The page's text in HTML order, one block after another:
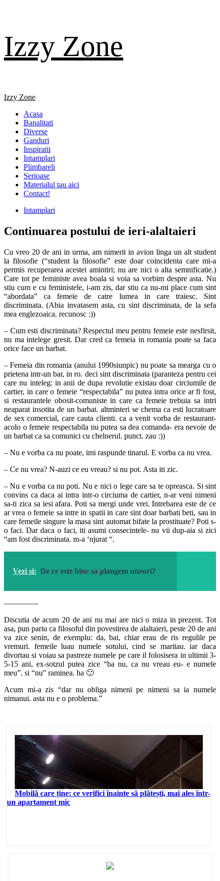
content
Izzy Zone
Primary
Izzy Zone
Acasa
Banalitati
Diverse
Ganduri
Inspiratii
Intamplari
Plimbareli
Serioase
Materialul tau aici
Contact!
Intamplari
Continuarea postului de ieri-alaltaieri
Cu vreo 20 de ani in urma, am nimerit in avion linga un alt student
la filosofie (“student la filosofie” este doar coincidenta care mi-a
permis recuperarea acestei amintiri; nu are nici o alta semnificatie.)
Care tot pe feministe avea boala si voia sa vorbim despre asta. Nu
stiu cum e cu feministele, i-am zis, dar stiu ca nu-mi place cum sint
“abordata” ca femeie de catre lumea in care traiesc. Sint
discriminata. (Abia invatasem asta, cu sint discriminata, de la sefa
mea englezoaica. recunosc :))
– Cum esti discriminata? Respectul meu pentru femeie este nesfirsit,
nu ma intelege gresit. Dar cred ca femeia in romania poate sa faca
orice face un barbat.
– Femeia din romania (anului 1990siunpic) nu poate sa mearga cu o
prietena intr-un bar, in ro. deci sint discriminata (paranteza pentru cei
care nu inteleg: in anii de dupa revolutie existau doar circiumile de
cartier, in care o femeie “respectabila” nu putea intra orice ar fi fost,
si restaurantele obosit-comuniste in care ca femeie trebuia sa intri
neaparat insotita de un barbat. altminteri se chema ca esti lucratoare
de sex comercial, care cauta clienti. ca a venit vorba de restaurant-
acolo o femeie respectabila nu putea sa dea comanda- era nevoie de
un barbat ca sa comunici cu chelnerul. punct. zau :))
– Nu e vorba ca nu poate, imi raspunde tinarul. E vorba ca nu vrea.
– Ce nu vrea? N-auzi ce eu vreau? si nu pot. Asta iti zic.
– Nu e vorba ca nu poti. Nu e nici o lege care sa te opreasca. Si sint
convins ca daca ai intra intr-o circiuma de cartier, n-ar veni nimeni
sa-ti zica sa iesi afara. Poti sa mergi unde vrei. Intrebarea este de ce
ar vrea o femeie sa intre in spatii in care sint doar barbati beti, sau in
care femeile singure la masa sint automat bifate la prostituate? Poti s-
o faci. Dar daca o faci, iti asumi consecintele- nu vii dup-aia si zici
“am fost discriminata. m-a ‘njurat “.
Vezi si: De ce este bine sa plangem uneori?
————-
Discutia de acum 20 de ani nu mai are nici o miza in prezent. Tot
asa, pun pariu ca filosoful din povestirea de alaltaieri, peste 20 de ani
va zice senin, de exemplu: da, bai, chiar erau de ris regulile pe
vremuri. femeile luau numele sotului, cind se maritau. iar daca
divortau si voiau sa pastreze numele pe care il folosisera in ultimii 3-
5-15 ani, ex-sotzul putea zice “ba nu, ca nu vreau eu- e numele
meu”. si “nu” raminea. ha 🙂
Acum mi-a zis “dar nu obliga nimeni pe nimeni sa ia numele
nimanui. asta nu e o problema.”
Mobilă care ține: ce verifici înainte să plătești, mai ales într-
un apartament mic